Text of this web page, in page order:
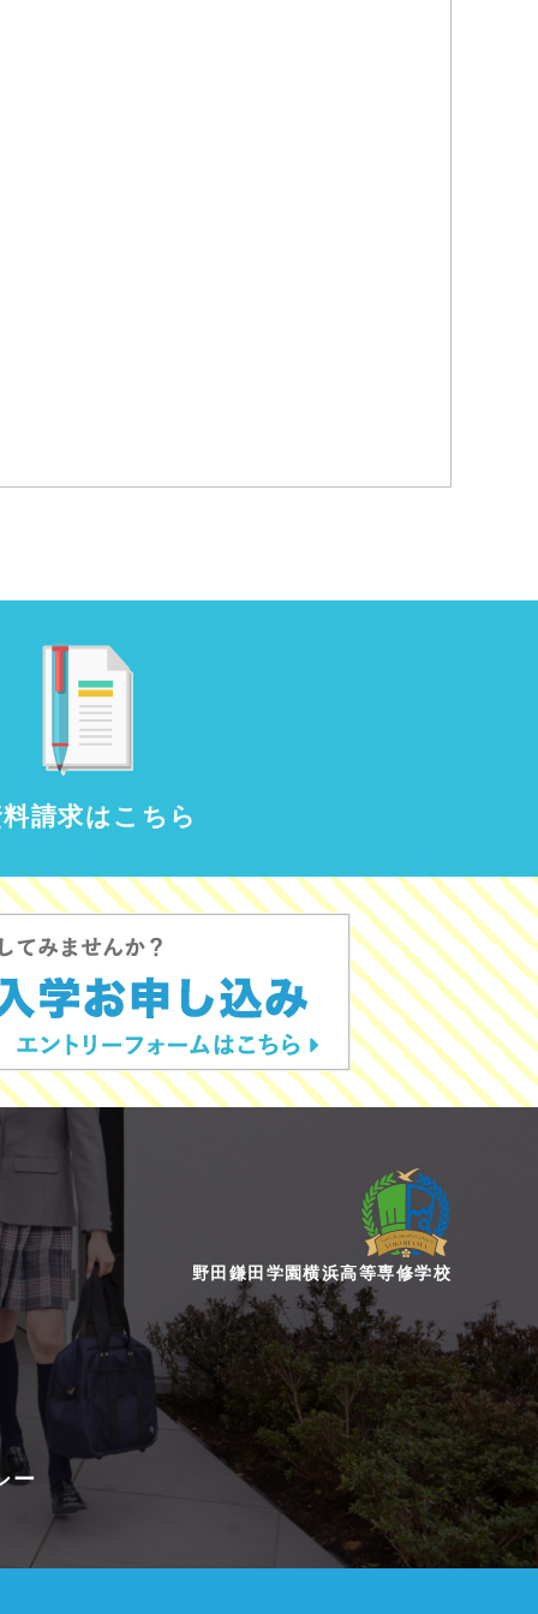
請求はこちら
ー
野田鎌田学園横浜高等専修学校